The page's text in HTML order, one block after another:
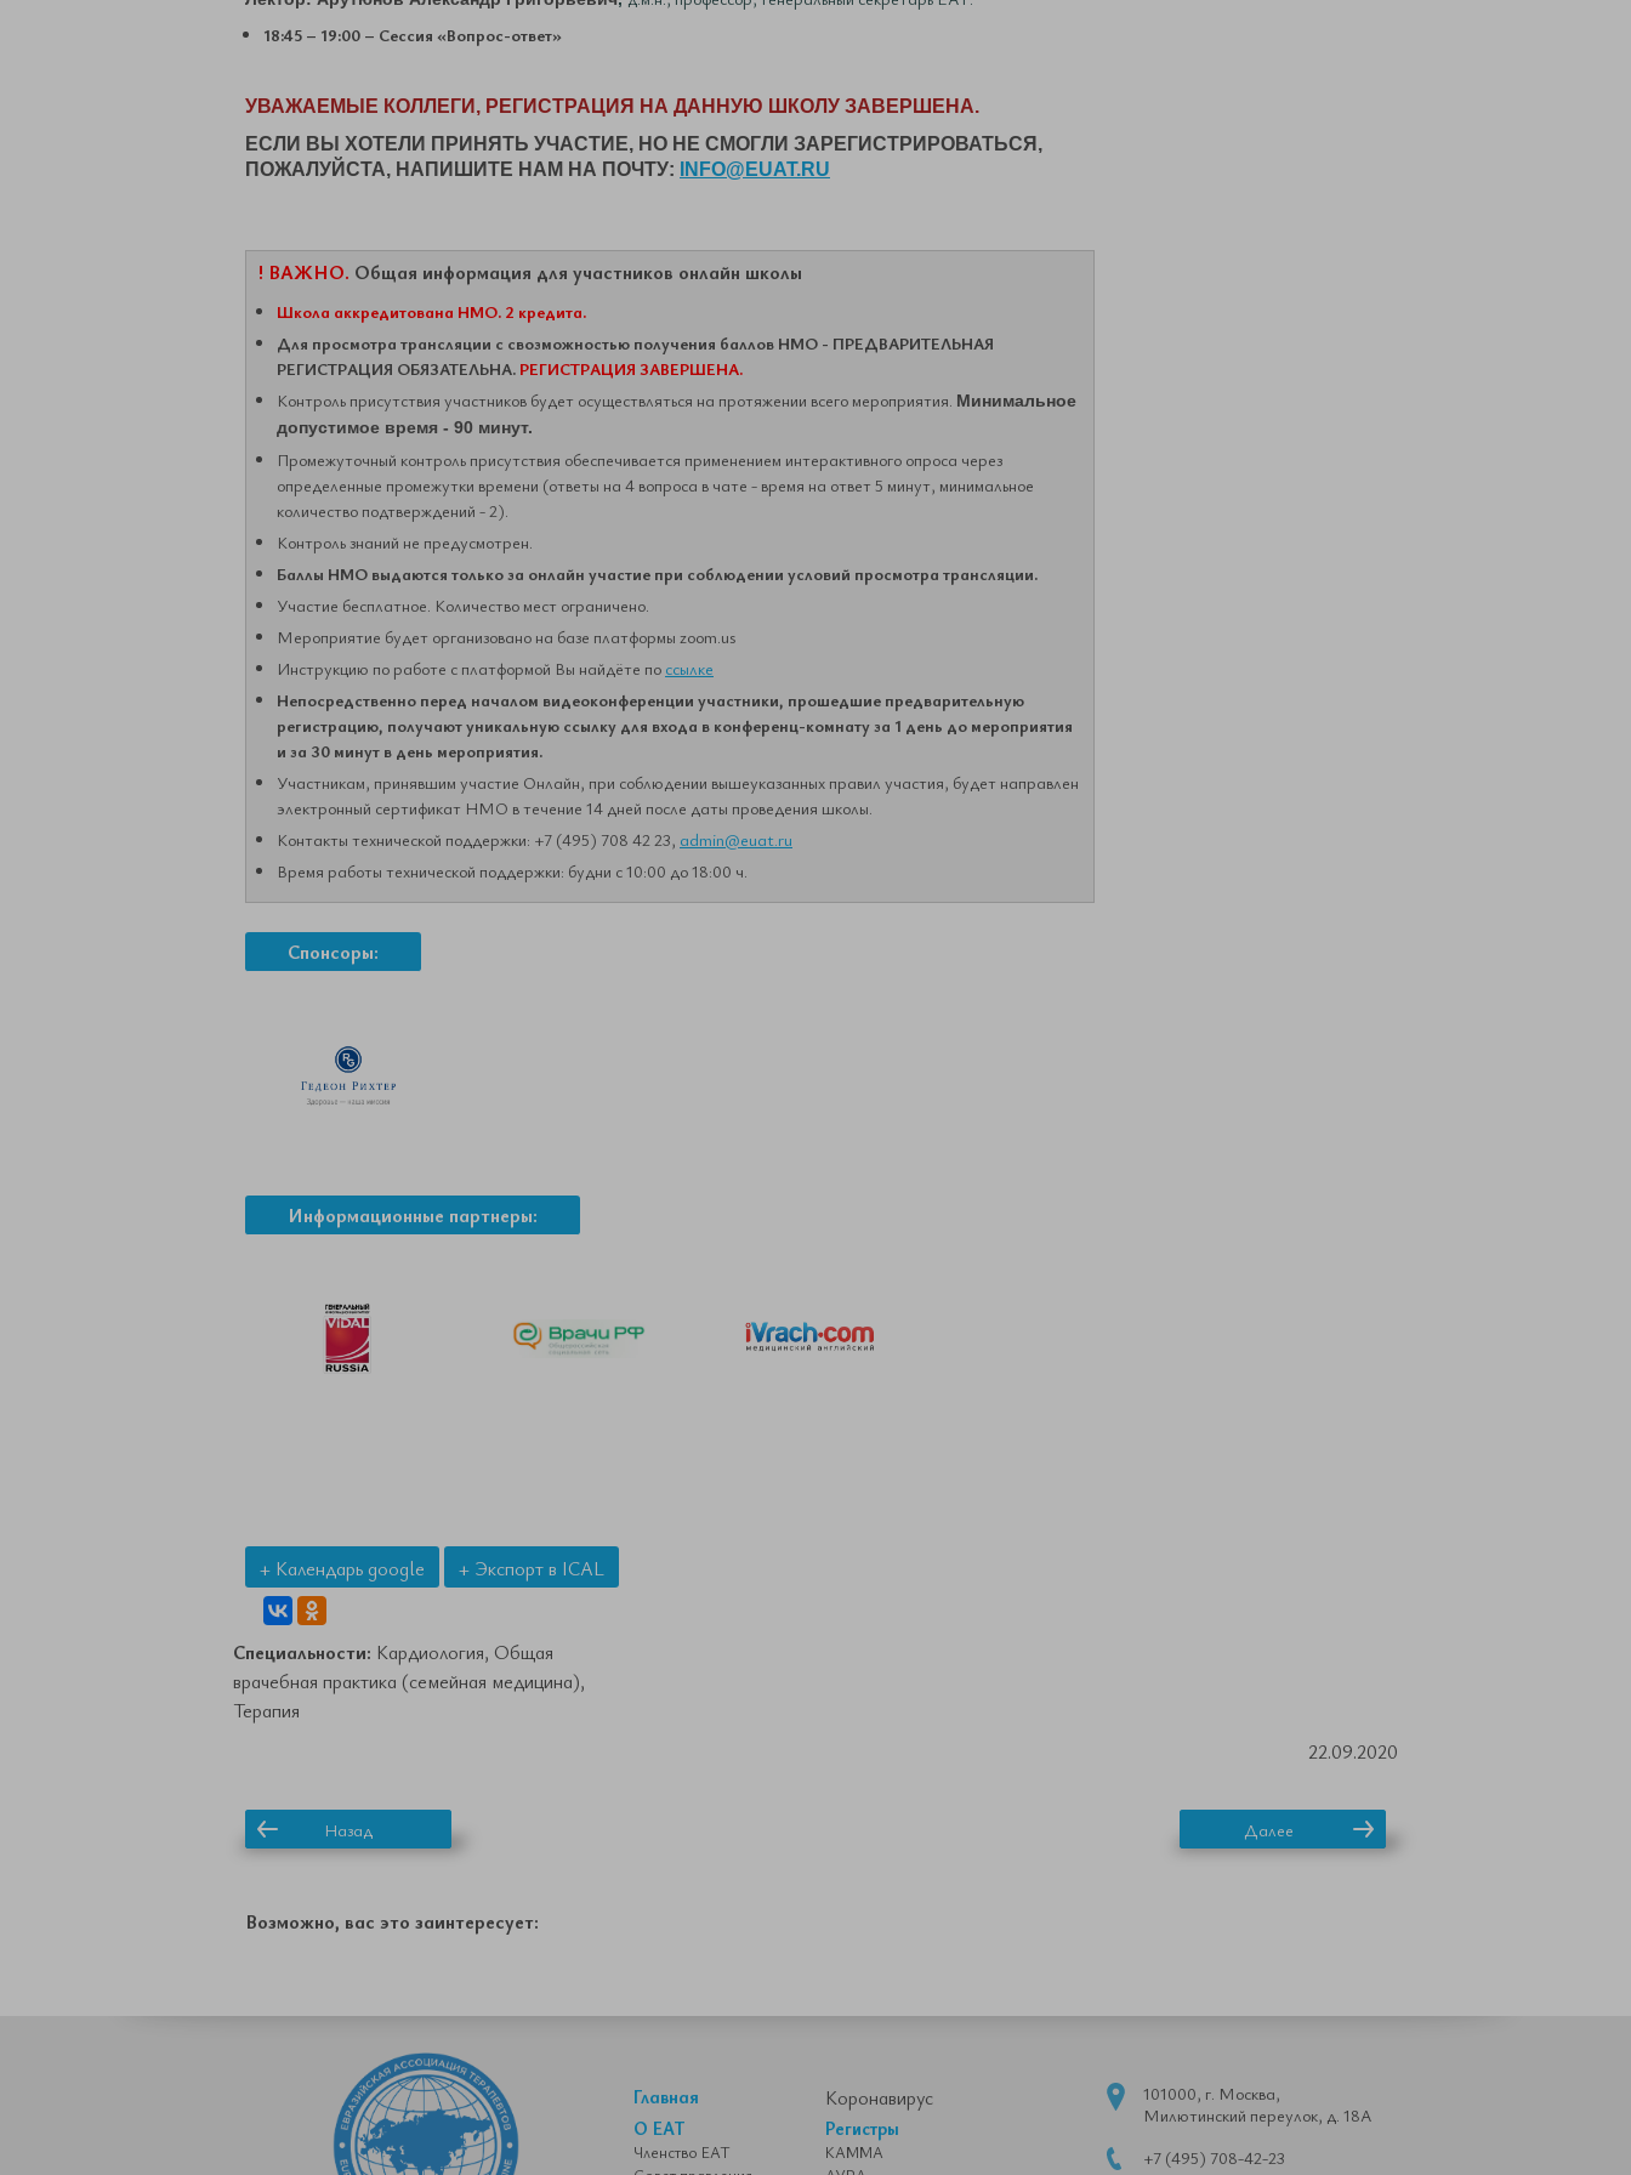
18:45 – 19:00 – Сессия «Вопрос-ответ»
УВАЖАЕМЫЕ КОЛЛЕГИ, РЕГИСТРАЦИЯ НА ДАННУЮ ШКОЛУ ЗАВЕРШЕНА.
ЕСЛИ ВЫ ХОТЕЛИ ПРИНЯТЬ УЧАСТИЕ, НО НЕ СМОГЛИ ЗАРЕГИСТРИРОВАТЬСЯ,
ПОЖАЛУЙСТА, НАПИШИТЕ НАМ НА ПОЧТУ:
INFO@EUAT.RU
! ВАЖНО. Общая информация для участников онлайн школы
Школа аккредитована НМО. 2 кредита.
Для просмотра трансляции с свозможностью получения баллов НМО - ПРЕДВАРИТЕЛЬНАЯ
РЕГИСТРАЦИЯ ОБЯЗАТЕЛЬНА. РЕГИСТРАЦИЯ ЗАВЕРШЕНА.
Контроль присутствия участников будет осуществляться на протяжении всего мероприятия. Минимальное
допустимое время - 90 минут.
Промежуточный контроль присутствия обеспечивается применением интерактивного опроса через
определенные промежутки времени (ответы на 4 вопроса в чате - время на ответ 5 минут, минимальное
количество подтверждений - 2).
Контроль знаний не предусмотрен.
Баллы НМО выдаются только за онлайн участие при соблюдении условий просмотра трансляции.
Участие бесплатное. Количество мест ограничено.
Мероприятие будет организовано на базе платформы zoom.us
Инструкцию по работе с платформой Вы найдёте по ссылке
Непосредственно перед началом видеоконференции участники, прошедшие предварительную
регистрацию, получают уникальную ссылку для входа в конференц-комнату за 1 день до мероприятия
и за 30 минут в день мероприятия.
Участникам, принявшим участие Онлайн, при соблюдении вышеуказанных правил участия, будет направлен
электронный сертификат НМО в течение 14 дней после даты проведения школы.
Контакты технической поддержки: +7 (495) 708 42 23, admin@euat.ru
Время работы технической поддержки: будни с 10:00 до 18:00 ч.
Спонсоры:
Информационные партнеры:
+ Календарь google + Экспорт в ICAL
Специальности: Кардиология, Общая
врачебная практика (семейная медицина),
Терапия
22.09.2020
Назад Далее
Возможно, вас это заинтересует:
Главная
О ЕАТ
Членство ЕАТ
Коронавирус
Регистры
КАММА
101000, г. Москва,
Милютинский переулок, д. 18А
+7 (495) 708-42-23